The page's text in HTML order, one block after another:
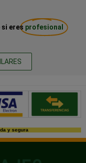
eres profesional
y segura